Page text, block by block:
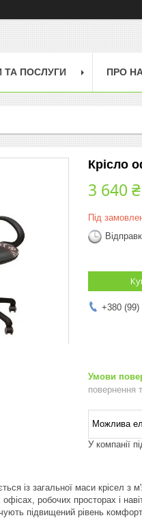
ТА ПОСЛУГИ ПРО
Крісло
3 640 ₴
Під
+380 (99)
повернення
У компанії
із загальної маси крісел
робочих просторах і
підвищений рівень